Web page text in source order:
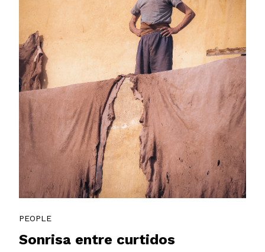
PEOPLE
Sonrisa entre curtidos